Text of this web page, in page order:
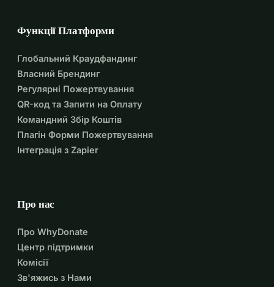
Функції Платформи
Глобальний Краудфандинг
Власний Брендинг
Регулярні Пожертвування
QR-код та Запити на Оплату
Командний Збір Коштів
Плагін Форми Пожертвування
Інтеграція з Zapier
Про нас
Про WhyDonate
Центр підтримки
Комісії
Зв'яжись з Нами